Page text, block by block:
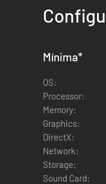
siguiente fue
Una puerta de
Guía la cadena
Este no podrá
Si no se
Un
Lamento para
Mínima*
OS:
Processor:
Memory:
Graphics:
DirectX:
Network:
Storage:
Sound Card: